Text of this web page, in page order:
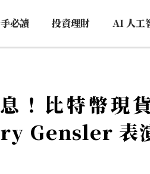
必讀 投資理財 AI 人工
！比特幣現
Gensler 表